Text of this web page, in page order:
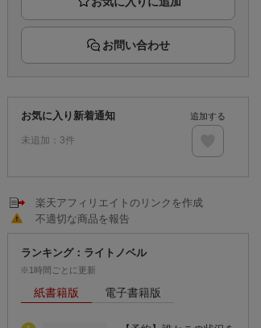
お問い合わせ
お気に入り新着通知
未追加： 3件
追加する
楽天アフィリエイトのリンクを作成
不適切な商品を報告
ランキング：ライトノベル
※1時間ごとに更新
紙書籍版 電子書籍版